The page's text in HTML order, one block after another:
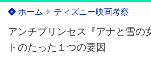
ホーム ディズニー映画考察
アンチプリンセス『アナと雪の
トのたった１つの要因